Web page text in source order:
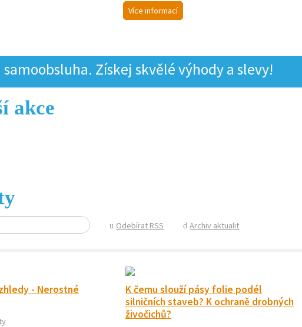
Více informací
samoobsluha. Získej skvělé výhody a slevy!
akce
Odebírat RSS Archiv aktualit
- Nerostné
K čemu slouží pásy folie podél
silničních staveb? K ochraně drobných
živočichů?